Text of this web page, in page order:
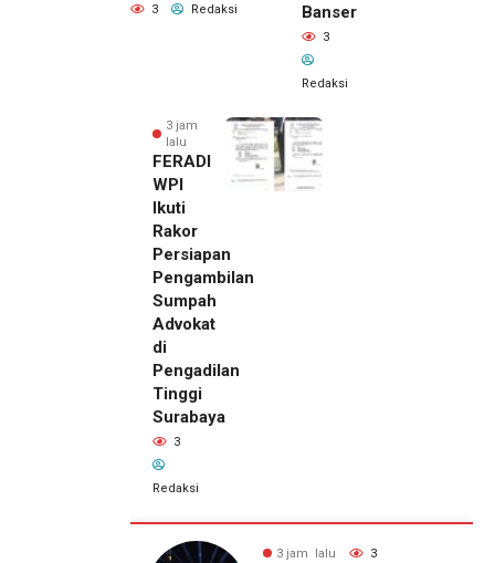
3 Redaksi
Banser
3
Redaksi
3 jam
lalu
FERADI
WPI
Ikuti
Rakor
Persiapan
Pengambilan
Sumpah
Advokat
di
Pengadilan
Tinggi
Surabaya
3
Redaksi
3 jam lalu 3